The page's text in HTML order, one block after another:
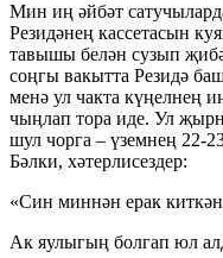
Мин иң әйбәт
Резидәнең кассетасын
тавышы белән сузып
соңгы вакытта Резидә
менә ул чакта күңелнең
чыңлап тора иде. Ул
шул чорга – үземнең 22-
Бәлки, хәтерлисездер:
«Син миннән ерак киткән
Ак яулыгың болгап юл